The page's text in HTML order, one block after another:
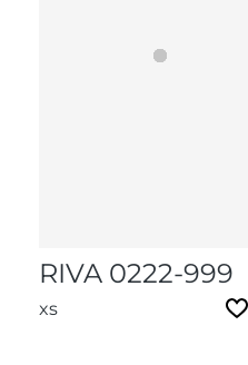
RIVA 0222-999
xs